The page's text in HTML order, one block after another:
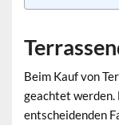
Beim Kauf von
geachtet werden.
entscheidenden